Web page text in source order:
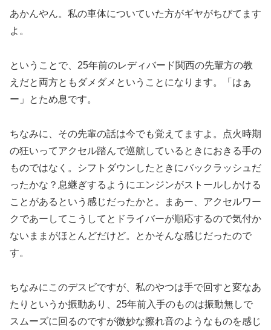
あかんやん。私の車体についていた方がギヤがちびてます
よ。
ということで、25年前のレディバード関西の先輩方の教
えだと両方ともダメダメということになります。「はぁ
ー」とため息です。
ちなみに、その先輩の話は今でも覚えてますよ。点火時期
の狂いってアクセル踏んで巡航しているときにおきる手の
ものではなく。シフトダウンしたときにバックラッシュだ
ったかな？息継ぎするようにエンジンがストールしかける
ことがあるという感じだったかと。まあー、アクセルワー
クであーしてこうしてとドライバーが順応するので気付か
ないままがほとんどだけど。とかそんな感じだったので
す。
ちなみにこのデスビですが、私のやつは手で回すと変なあ
たりというか振動あり、25年前入手のものは振動無しで
スムーズに回るのですが微妙な擦れ音のようなものを感じ